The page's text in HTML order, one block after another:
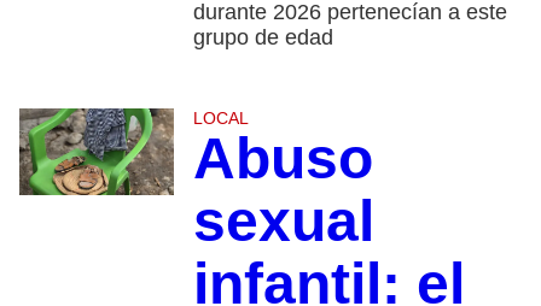
durante 2026 pertenecían a este
grupo de edad
LOCAL
Abuso
sexual
infantil: el